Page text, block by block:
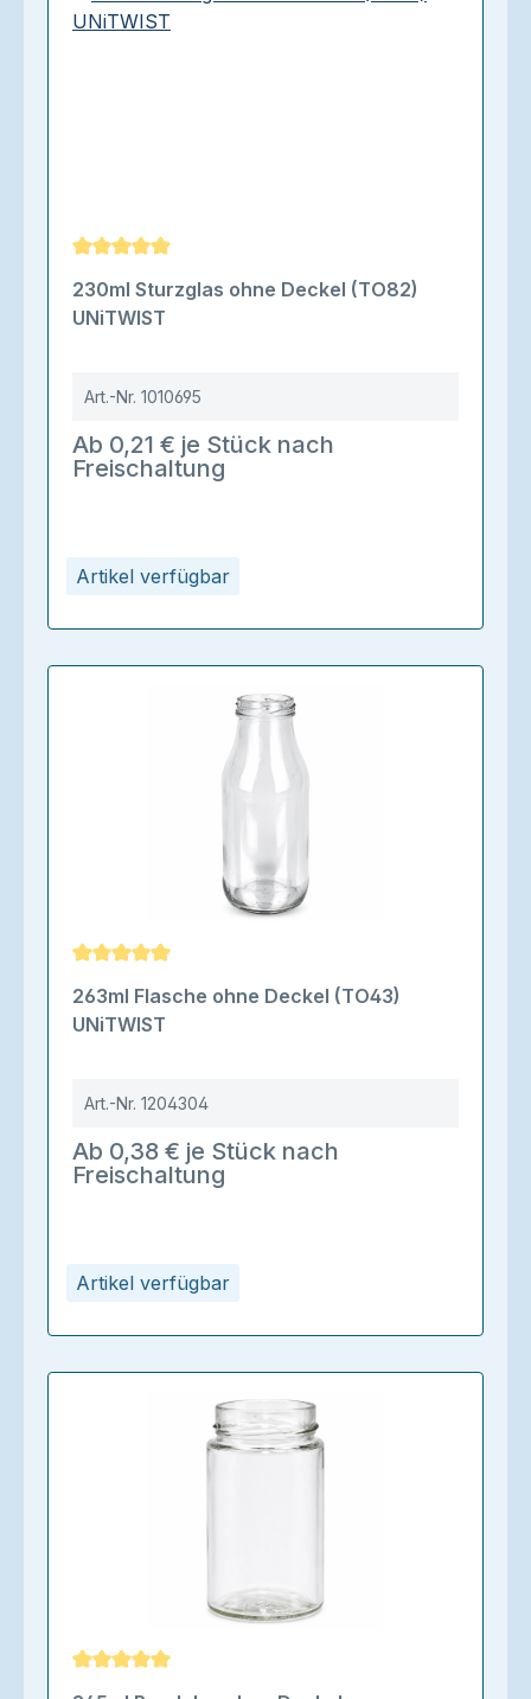
Artikel verfügbar
Durchschnittliche Bewertung von 5 von 5 Sternen
230ml Sturzglas ohne Deckel (TO82)
UNiTWIST
Art.-Nr. 1010695
Ab 0,21 € je Stück nach
Freischaltung
Artikel verfügbar
Durchschnittliche Bewertung von 5 von 5 Sternen
263ml Flasche ohne Deckel (TO43)
UNiTWIST
Art.-Nr. 1204304
Ab 0,38 € je Stück nach
Freischaltung